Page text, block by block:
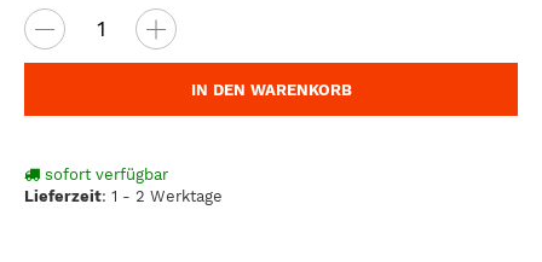
IN DEN WARENKORB
sofort verfügbar
Lieferzeit: 1 - 2 Werktage